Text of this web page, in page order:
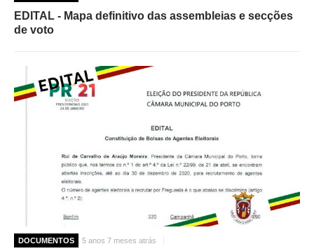
EDITAL - Mapa definitivo das assembleias e secções
de voto
DOCUMENTOS 5 anos 7 meses atrás